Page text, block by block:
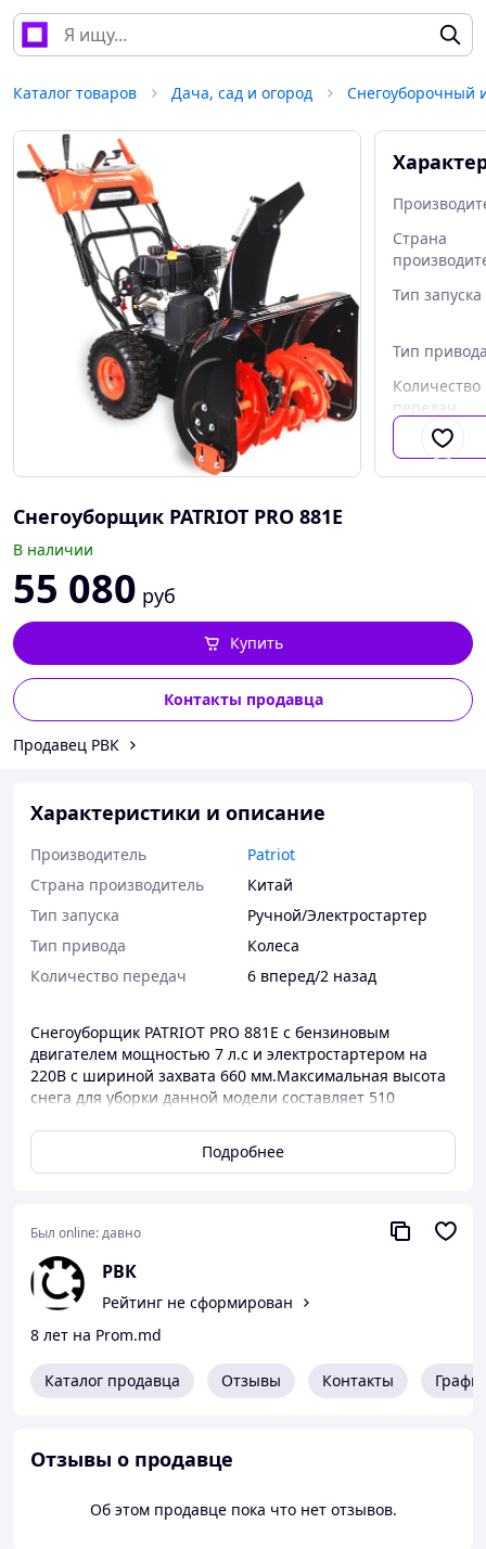
Каталог товаров Дача, сад и огород Снегоуборочный
Страна
Тип запуска
Тип
Количество
передач
Снегоуборщик PATRIOT PRO 881E
В наличии
55 080 руб
Контакты продавца
Купить
Продавец РВК
Характеристики и описание
Производитель
Patriot
Страна производитель
Китай
Тип запуска
Ручной/Электростартер
Тип привода
Колеса
Количество передач
6 вперед/2 назад
Снегоуборщик PATRIOT PRO 881E с бензиновым
двигателем мощностью 7 л.с и электростартером на
220В с шириной захвата 660 мм.Максимальная высота
снега для уборки данной модели составляет 510
расчитана на уборку средних и больших по площади
объемов,тротуаров,садовых дорожек и частной
220VФара+Обогрев ручек+Скорость6 вперед / 2
Подробнее
Был online:давно
РВК
Рейтинг не сформирован
8 лет на Prom.md
Каталог продавца Отзывы Контакты
Отзывы о продавце
Об этом продавце пока что нет отзывов.